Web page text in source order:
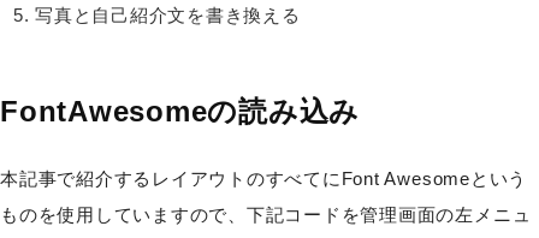
写真と自己紹介文を書き換える
FontAwesomeの読み込み
本記事で紹介するレイアウトのすべてにFont Awesomeという
ものを使用していますので、下記コードを管理画面の左メニュ